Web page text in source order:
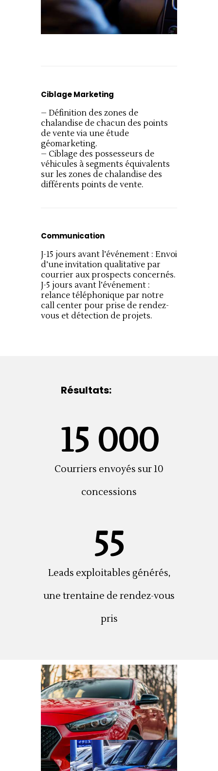
Ciblage Marketing
– Définition des zones de
chalandise de chacun des points
de vente via une étude
géomarketing.
– Ciblage des possesseurs de
véhicules à segments équivalents
sur les zones de chalandise des
différents points de vente.
Communication
J-15 jours avant l’événement : Envoi
d’une invitation qualitative par
courrier aux prospects concernés.
J-5 jours avant l’événement :
relance téléphonique par notre
call center pour prise de rendez-
vous et détection de projets.
Résultats:
15 000
Courriers envoyés sur 10
concessions
55
Leads exploitables générés,
une trentaine de rendez-vous
pris